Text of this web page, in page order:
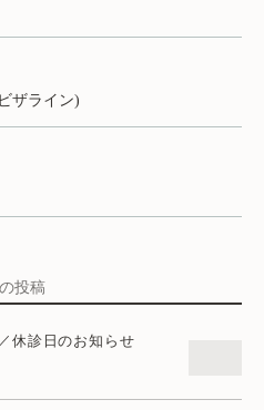
ザライン)
投稿
休診日のお知らせ